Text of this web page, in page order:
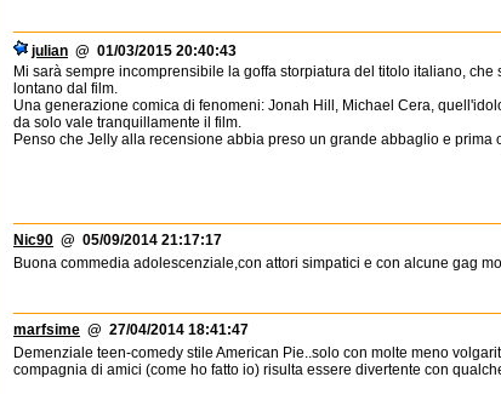
julian @ 01/03/2015 20:40:43
Mi sarà sempre incomprensibile la goffa storpiatura del titolo italiano,
lontano dal film.
Una generazione comica di fenomeni: Jonah Hill, Michael Cera,
da solo vale tranquillamente il film.
Penso che Jelly alla recensione abbia preso un grande abbaglio e prima
Nic90 @ 05/09/2014 21:17:17
Buona commedia adolescenziale,con attori simpatici e con alcune gag
marfsime @ 27/04/2014 18:41:47
Demenziale teen-comedy stile American Pie..solo con molte meno
compagnia di amici (come ho fatto io) risulta essere divertente con